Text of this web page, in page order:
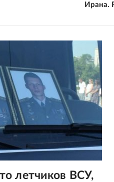
Ирана.
летчиков ВСУ,